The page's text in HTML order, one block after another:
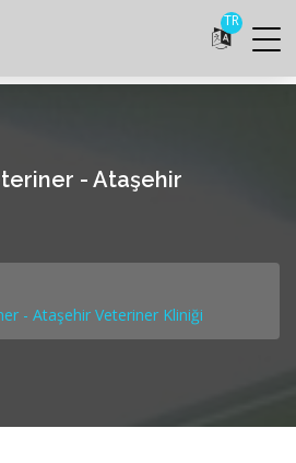
TR
- Ataşehir
- Ataşehir Veteriner Kliniği